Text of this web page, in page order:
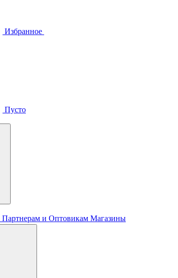
Избранное
Пусто
Партнерам и Оптовикам Магазины